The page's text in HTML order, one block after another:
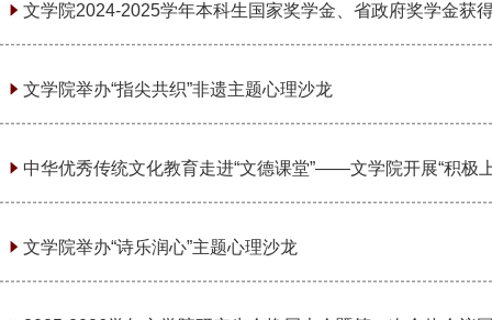
文学院2024-2025学年本科生国家奖学金、省政府奖学金获
2026
文学院举办“指尖共织”非遗主题心理沙龙
中华优秀传统文化教育走进“文德课堂”——文学院开展“积极
2025
文学院举办“诗乐润心”主题心理沙龙